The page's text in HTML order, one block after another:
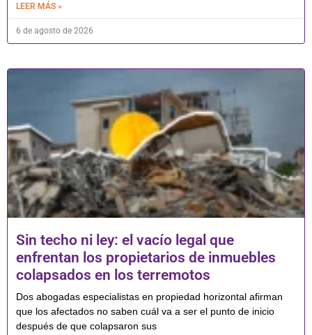
LEER MÁS »
6 de agosto de 2026
Sin techo ni ley: el vacío legal que
enfrentan los propietarios de inmuebles
colapsados en los terremotos
Dos abogadas especialistas en propiedad horizontal afirman
que los afectados no saben cuál va a ser el punto de inicio
después de que colapsaron sus